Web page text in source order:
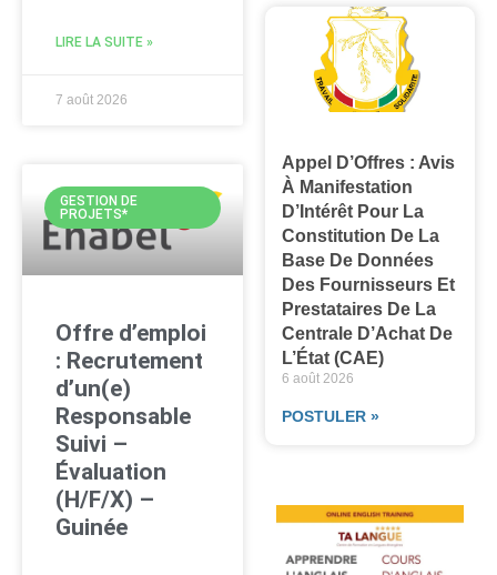
LIRE LA SUITE »
7 août 2026
GESTION DE
PROJETS*
Offre d’emploi
: Recrutement
d’un(e)
Responsable
Suivi –
Évaluation
(H/F/X) –
Guinée
Appel D’Offres : Avis
À Manifestation
D’Intérêt Pour La
Constitution De La
Base De Données
Des Fournisseurs Et
Prestataires De La
Centrale D’Achat De
L’État (CAE)
6 août 2026
POSTULER »